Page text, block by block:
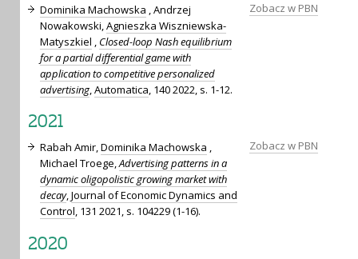
Dominika Machowska , Andrzej
Nowakowski,Agnieszka Wiszniewska-
Matyszkiel , Closed-loop Nash equilibrium
for a partial differential game with
application to competitive personalized
advertising,Automatica, 140 2022, s. 1-12.
Zobacz w PBN
2021
Rabah Amir,Dominika Machowska ,
Michael Troege,Advertising patterns in a
dynamic oligopolistic growing market with
decay,Journal of Economic Dynamics and
Control, 131 2021, s. 104229 (1-16).
Zobacz w PBN
2020